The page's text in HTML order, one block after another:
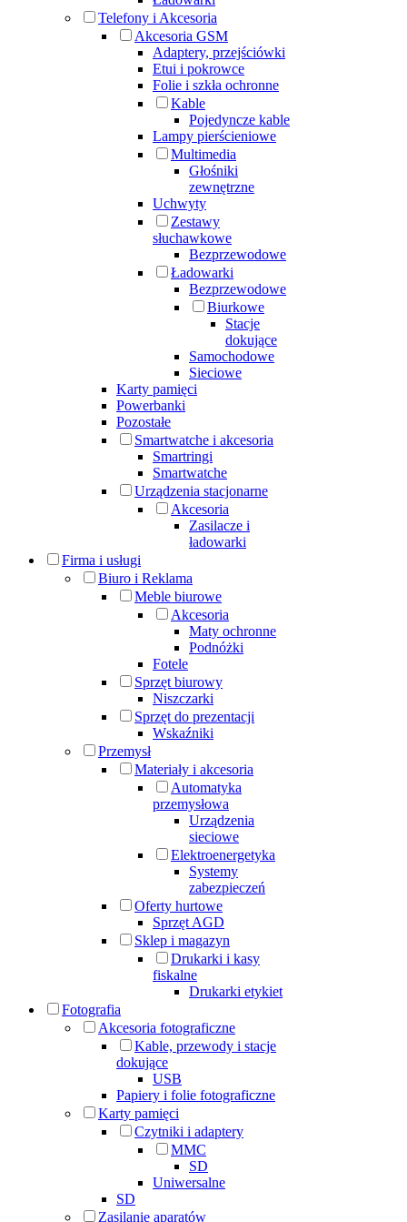
Telefony i Akcesoria
Akcesoria GSM
Adaptery, przejściówki
Etui i pokrowce
Folie i szkła ochronne
Kable
Pojedyncze kable
Lampy pierścieniowe
Multimedia
Głośniki
zewnętrzne
Uchwyty
Zestawy
słuchawkowe
Bezprzewodowe
Ładowarki
Bezprzewodowe
Biurkowe
Stacje
dokujące
Samochodowe
Sieciowe
Karty pamięci
Powerbanki
Pozostałe
Smartwatche i akcesoria
Smartringi
Smartwatche
Urządzenia stacjonarne
Akcesoria
Zasilacze i
ładowarki
Firma i usługi
Biuro i Reklama
Meble biurowe
Akcesoria
Maty ochronne
Podnóżki
Fotele
Sprzęt biurowy
Niszczarki
Sprzęt do prezentacji
Wskaźniki
Przemysł
Materiały i akcesoria
Automatyka
przemysłowa
Urządzenia
sieciowe
Elektroenergetyka
Systemy
zabezpieczeń
Oferty hurtowe
Sprzęt AGD
Sklep i magazyn
Drukarki i kasy
fiskalne
Drukarki etykiet
Fotografia
Akcesoria fotograficzne
Kable, przewody i stacje
dokujące
USB
Papiery i folie fotograficzne
Karty pamięci
Czytniki i adaptery
MMC
SD
Uniwersalne
SD
Zasilanie aparatów